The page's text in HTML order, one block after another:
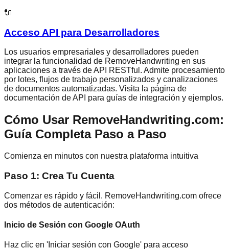
🔌
Acceso API para Desarrolladores
Los usuarios empresariales y desarrolladores pueden
integrar la funcionalidad de RemoveHandwriting en sus
aplicaciones a través de API RESTful. Admite procesamiento
por lotes, flujos de trabajo personalizados y canalizaciones
de documentos automatizadas. Visita la página de
documentación de API para guías de integración y ejemplos.
Cómo Usar RemoveHandwriting.com:
Guía Completa Paso a Paso
Comienza en minutos con nuestra plataforma intuitiva
Paso 1: Crea Tu Cuenta
Comenzar es rápido y fácil. RemoveHandwriting.com ofrece
dos métodos de autenticación:
Inicio de Sesión con Google OAuth
Haz clic en 'Iniciar sesión con Google' para acceso